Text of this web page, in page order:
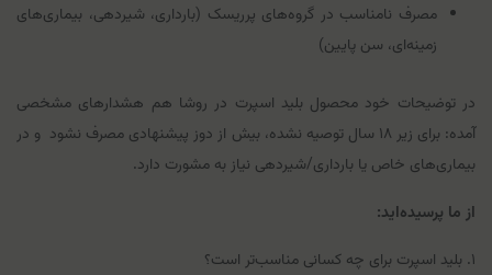
مصرف نامناسب در گروه‌های پرریسک (بارداری، شیردهی، بیماری‌های
زمینه‌ای، سن پایین)
در توضیحات خود محصول بلید اسپرت در روشا هم هشدارهای مشخصی
آمده: برای زیر ۱۸ سال توصیه نشده، بیش از دوز پیشنهادی مصرف نشود و در
بیماری‌های خاص یا بارداری/شیردهی نیاز به مشورت دارد.
از ما پرسیده‌اید:
۱. بلید اسپرت برای چه کسانی مناسب‌تر است؟